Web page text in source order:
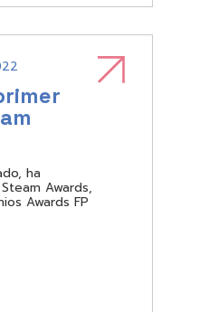
ha
Awards,
Awards FP